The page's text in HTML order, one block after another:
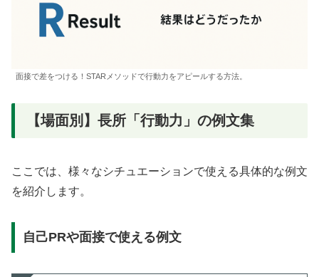
面接で差をつける！STARメソッドで行動力をアピールする方法。
【場面別】長所「行動力」の例文集
ここでは、様々なシチュエーションで使える具体的な例文
を紹介します。
自己PRや面接で使える例文